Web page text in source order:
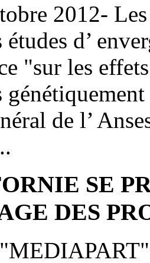
2012-
d’
"sur les
de l’
SE
DES